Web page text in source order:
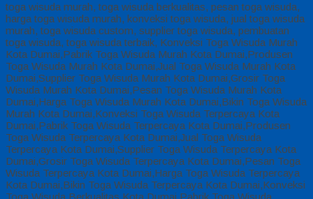
toga wisuda murah, toga wisuda berkualitas, pesan toga wisuda,
harga toga wisuda murah, konveksi toga wisuda, jual toga wisuda
murah, toga wisuda custom, supplier toga wisuda, pembuatan
toga wisuda, toga wisuda terbaik, Konveksi Toga Wisuda Murah
Kota Dumai,Pabrik Toga Wisuda Murah Kota Dumai,Produsen
Toga Wisuda Murah Kota Dumai,Jual Toga Wisuda Murah Kota
Dumai,Supplier Toga Wisuda Murah Kota Dumai,Grosir Toga
Wisuda Murah Kota Dumai,Pesan Toga Wisuda Murah Kota
Dumai,Harga Toga Wisuda Murah Kota Dumai,Bikin Toga Wisuda
Murah Kota Dumai,Konveksi Toga Wisuda Terpercaya Kota
Dumai,Pabrik Toga Wisuda Terpercaya Kota Dumai,Produsen
Toga Wisuda Terpercaya Kota Dumai,Jual Toga Wisuda
Terpercaya Kota Dumai,Supplier Toga Wisuda Terpercaya Kota
Dumai,Grosir Toga Wisuda Terpercaya Kota Dumai,Pesan Toga
Wisuda Terpercaya Kota Dumai,Harga Toga Wisuda Terpercaya
Kota Dumai,Bikin Toga Wisuda Terpercaya Kota Dumai,Konveksi